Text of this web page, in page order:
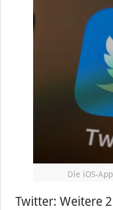
Die iOS-
Twitter: Weitere